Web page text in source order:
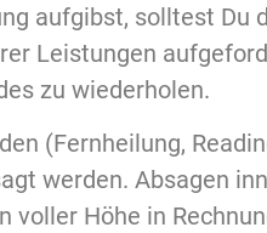
aufgibst, solltest
Leistungen
zu wiederholen.
(Fernheilung,
werden. Absagen
voller Höhe in